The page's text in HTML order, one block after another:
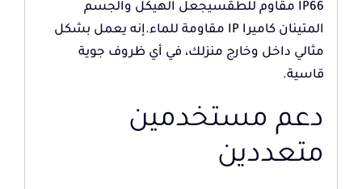
IP66 مقاوم للطقسيجعل الهيكل والجسم
المتينان كاميرا IP مقاومة للماء.إنه يعمل بشكل
مثالي داخل وخارج منزلك، في أي ظروف جوية
قاسية.
دعم مستخدمين
متعددين